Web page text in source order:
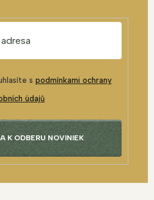
s podmínkami ochrany
údajů
K ODBERU NOVINIEK